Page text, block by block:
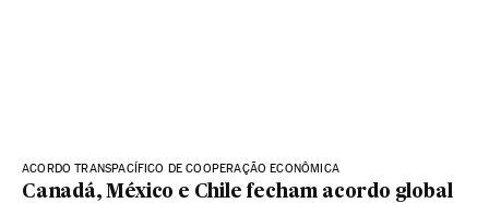
ACORDO TRANSPACÍFICO DE COOPERAÇÃO ECONÔMICA
Canadá, México e Chile fecham acordo global